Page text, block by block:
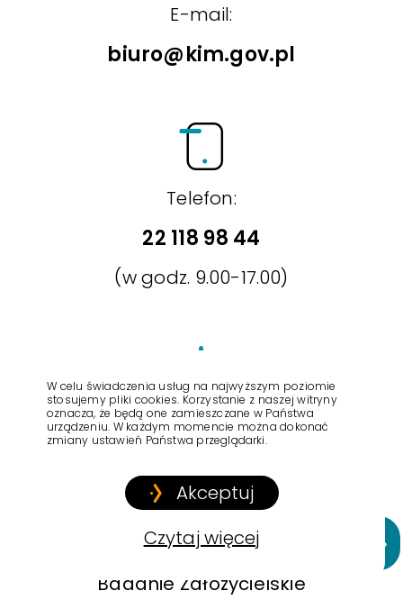
E-mail:
biuro@kim.gov.pl
Telefon:
22 118 98 44
(w godz. 9.00-17.00)
ul. Wiktorska 63,
Strona główna
Badanie Założycielskie
W celu świadczenia usług na najwyższym poziomie
stosujemy pliki cookies. Korzystanie z naszej witryny
oznacza, że będą one zamieszczane w Państwa
urządzeniu. W każdym momencie można dokonać
zmiany ustawień Państwa przeglądarki.
Akceptuj
Czytaj więcej